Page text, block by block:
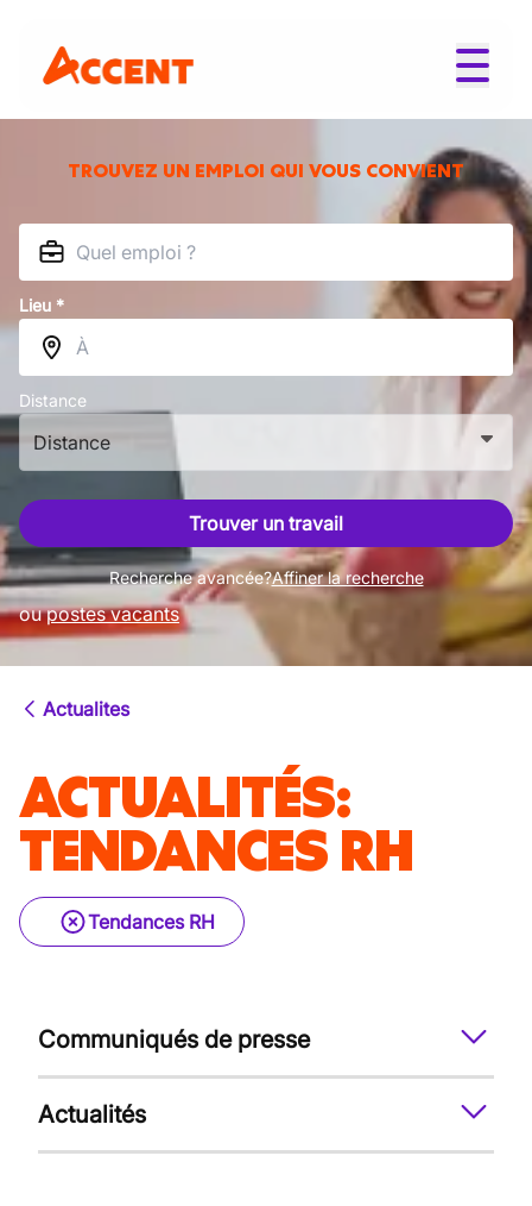
TROUVEZ UN EMPLOI QUI VOUS CONVIENT
Lieu *
Distance
Distance
Trouver un travail
Recherche avancée?Affiner la recherche
ou postes vacants
Actualites
ACTUALITÉS:
TENDANCES RH
Tendances RH
Communiqués de presse
Actualités